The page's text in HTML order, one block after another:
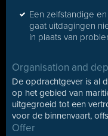
Een zelfstandige
gaat uitdagingen
in plaats van
Organisation and
De opdrachtgever is al
op het gebied van
uitgegroeid tot een
voor de binnenvaart,
Offer